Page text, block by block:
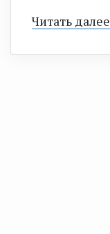
Читать далее